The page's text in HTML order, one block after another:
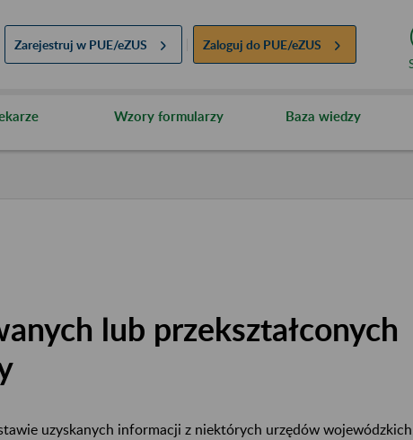
Zarejestruj w PUE/eZUS Zaloguj do PUE/eZUS
Wzory formularzy Baza wiedzy
lub przekształconych
uzyskanych informacji z niektórych urzędów wojewódzkich,